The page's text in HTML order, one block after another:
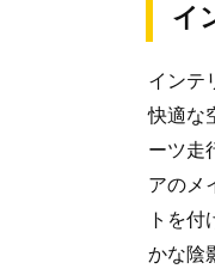
イ
インテ
快適な
ーツ走
アのメ
トを
かな陰